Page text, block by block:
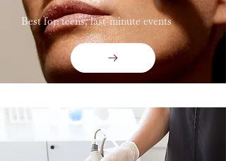
Best for: teens, last-minute events